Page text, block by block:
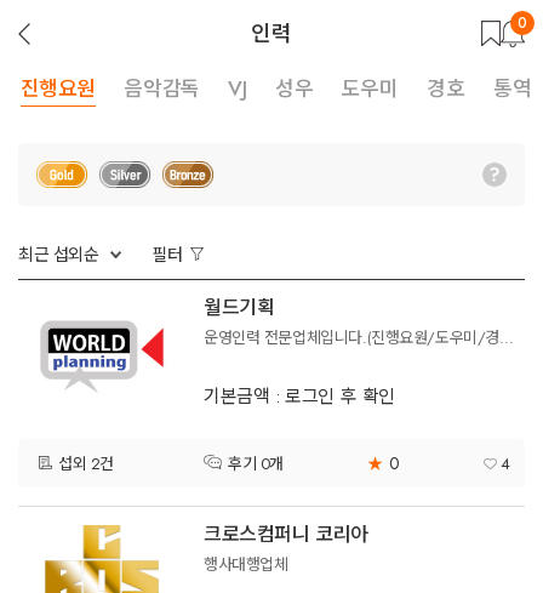
인력
뒤
로
기
0
진행요원 음악감독 VJ 성우 도우미 경호 통역
최근 섭외순 필터
월드기획
운영인력 전문업체입니다.(진행요원/도우미/경호/통역요원)등
기본금액 : 로그인 후 확인
섭외 2건 후기 0개 ★ 0 4
크로스컴퍼니 코리아
행사대행업체